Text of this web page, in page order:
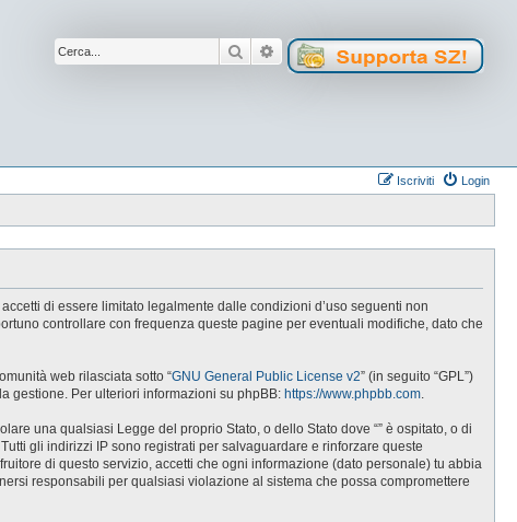
Cerca Ricerca avanzata
Login
Iscriviti
accetti di essere limitato legalmente dalle condizioni d’uso seguenti non
controllare con frequenza queste pagine per eventuali modifiche, dato che
web rilasciata sotto “GNU General Public License v2” (in seguito “GPL”)
gestione. Per ulteriori informazioni su phpBB: https://www.phpbb.com.
una qualsiasi Legge del proprio Stato, o dello Stato dove “” è ospitato, o di
gli indirizzi IP sono registrati per salvaguardare e rinforzare queste
di questo servizio, accetti che ogni informazione (dato personale) tu abbia
responsabili per qualsiasi violazione al sistema che possa compromettere